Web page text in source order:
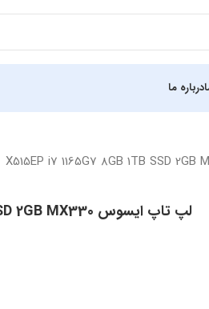
درباره ما
لپ تاپ ایسوس X515EP i7 1165G7 8GB 1TB SSD 2GB MX330